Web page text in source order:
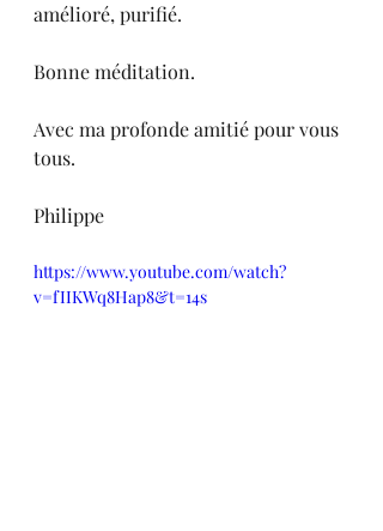
amélioré, purifié.
Bonne méditation.
Avec ma profonde amitié pour vous
tous.
Philippe
https://www.youtube.com/watch?
v=fIIKWq8Hap8&t=14s